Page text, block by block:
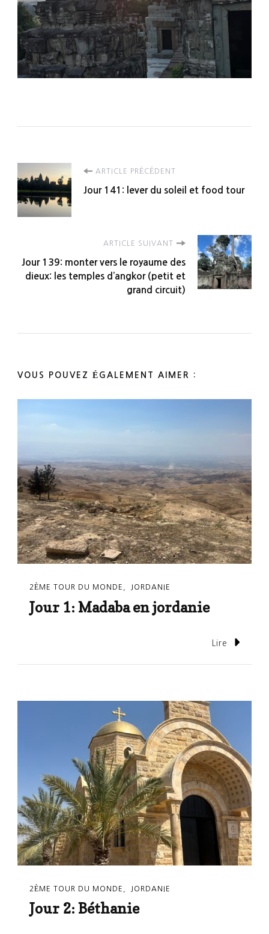
Navigation
d'article
ARTICLE PRÉCÉDENT
Jour 141: lever du soleil et food tour
ARTICLE SUIVANT
Jour 139: monter vers le royaume des
dieux: les temples d’angkor (petit et
grand circuit)
VOUS POUVEZ ÉGALEMENT AIMER :
2ÈME TOUR DU MONDE JORDANIE
Jour 1: Madaba en jordanie
Lire
2ÈME TOUR DU MONDE JORDANIE
Jour 2: Béthanie